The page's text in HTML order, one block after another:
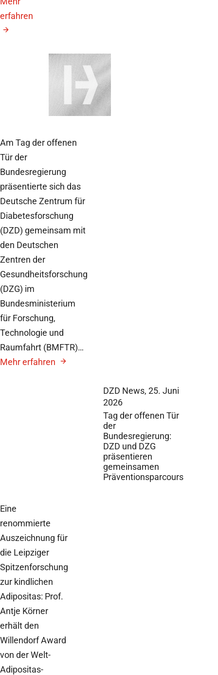
25. Juni 2026
CEDA
Jahreskongress
erfahren
DZD News, 25. Juni
2026
Tag der offenen Tür
der
Bundesregierung:
DZD und DZG
präsentieren
gemeinsamen
Präventionsparcours
Am Tag der offenen
Tür der
Bundesregierung
präsentierte sich das
Deutsche Zentrum für
Diabetesforschung
(DZD) gemeinsam mit
den Deutschen
Zentren der
Gesundheitsforschung
(DZG) im
Bundesministerium
für Forschung,
Technologie und
Raumfahrt (BMFTR)…
Mehr erfahren
Eine
renommierte
Auszeichnung für
die Leipziger
Spitzenforschung
zur kindlichen
Adipositas: Prof.
Antje Körner
erhält den
Willendorf Award
von der Welt-
Adipositas-